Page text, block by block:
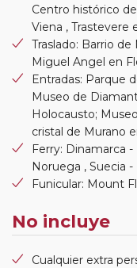
Centro histórico
Viena , Trastevere
Traslado: Barrio
Miguel Angel en
Entradas: Parque
Museo de
Holocausto;
cristal de Murano
Ferry: Dinamarca
Noruega , Suecia
Funicular: Mount
No incluye
Cualquier extra